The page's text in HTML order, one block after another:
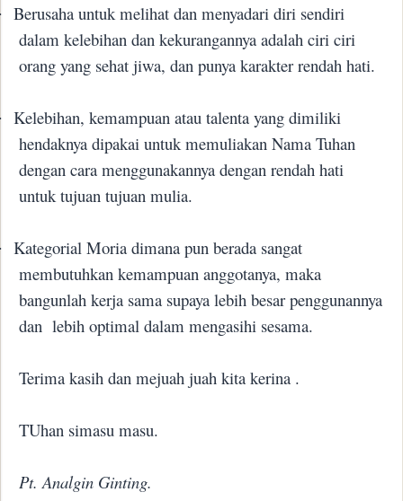
Berusaha untuk melihat dan menyadari diri sendiri
dalam kelebihan dan kekurangannya adalah ciri ciri
orang yang sehat jiwa, dan punya karakter rendah hati.
Kelebihan, kemampuan atau talenta yang dimiliki
hendaknya dipakai untuk memuliakan Nama Tuhan
dengan cara menggunakannya dengan rendah hati
untuk tujuan tujuan mulia.
Kategorial Moria dimana pun berada sangat
membutuhkan kemampuan anggotanya, maka
bangunlah kerja sama supaya lebih besar penggunannya
dan lebih optimal dalam mengasihi sesama.
Terima kasih dan mejuah juah kita kerina .
TUhan simasu masu.
Pt. Analgin Ginting.